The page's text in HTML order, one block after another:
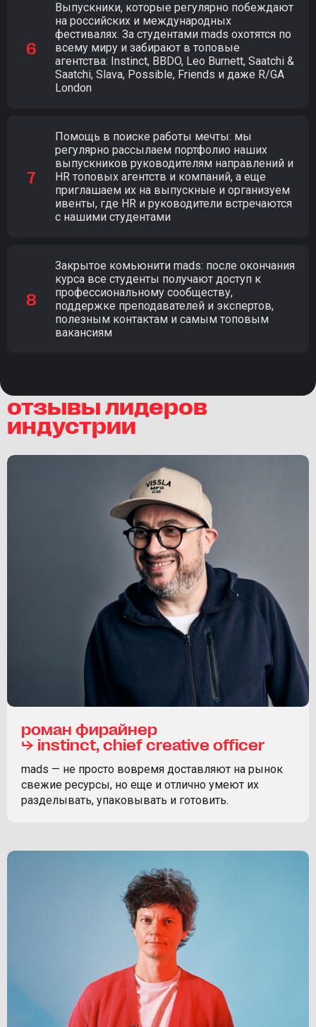
Выпускники, которые регулярно побеждают
на российских и международных
фестивалях. За студентами mads охотятся по
всему миру и забирают в топовые
агентства: Instinct, BBDO, Leo Burnett, Saatchi &
Saatchi, Slava, Possible, Friends и даже R/GA
London
Помощь в поиске работы мечты: мы
регулярно рассылаем портфолио наших
выпускников руководителям направлений и
HR топовых агентств и компаний, а еще
приглашаем их на выпускные и организуем
ивенты, где HR и руководители встречаются
с нашими студентами
Закрытое комьюнити mads: после окончания
курса все студенты получают доступ к
профессиональному сообществу,
поддержке преподавателей и экспертов,
полезным контактам и самым топовым
вакансиям
отзывы лидеров
индустрии
роман фирайнер
⮡ instinct, chief creative officer
mads — не просто вовремя доставляют на рынок
свежие ресурсы, но еще и отлично умеют их
разделывать, упаковывать и готовить.